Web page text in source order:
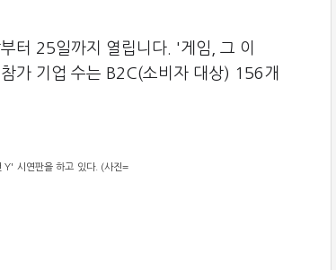
터 25일까지 열립니다. '게임, 그 이
가 기업 수는 B2C(소비자 대상) 156개
Y' 시연판을 하고 있다. (사진=